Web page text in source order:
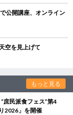
公開講座、オンライン
空を見上げて
もっと見る
民派食フェス”第4
2026」を開催